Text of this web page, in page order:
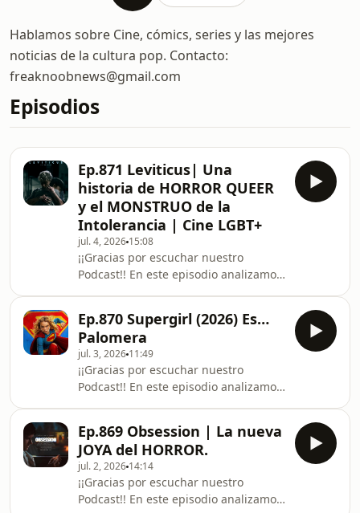
Hablamos sobre Cine, cómics, series y las mejores
noticias de la cultura pop. Contacto:
freaknoobnews@gmail.com
Episodios
Ep.871 Leviticus| Una
historia de HORROR QUEER
y el MONSTRUO de la
Intolerancia | Cine LGBT+
jul. 4, 2026 15:08
¡¡Gracias por escuchar nuestro
Podcast!! En este episodio analizamos
cine. Exploramos cómo el filme utiliza
el horror psicológico y una atmósfera
opresiva para retratar la lucha contra
los prejuicios en comunidades
conservadoras. Si te ha gustado el
programa te invitamos a suscribirte y
a reventar el botón de Like. Sígueno
Ep.870 Supergirl (2026) Es…
Palomera
jul. 3, 2026 11:49
¡¡Gracias por escuchar nuestro
Podcast!! En este episodio analizamos
Tomorrow de Tom King. Hablamos de
la space opera, el retrofuturismo y los
personajes imperfectos que dan
profundidad a esta historia. Si te ha
gustado el programa te invitamos a
Ep.869 Obsession | La nueva
JOYA del HORROR.
jul. 2, 2026 14:14
¡¡Gracias por escuchar nuestro
Podcast!! En este episodio analizamos